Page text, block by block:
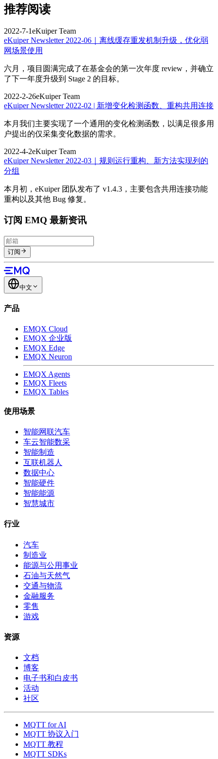
推荐阅读
2022-7-1eKuiper Team
eKuiper Newsletter 2022-06｜离线缓存重发机制升级，优化弱
网场景使用
六月，项目圆满完成了在基金会的第一次年度 review，并确立
了下一年度升级到 Stage 2 的目标。
2022-2-26eKuiper Team
eKuiper Newsletter 2022-02 | 新增变化检测函数、重构共用连接
本月我们主要实现了一个通用的变化检测函数，以满足很多用
户提出的仅采集变化数据的需求。
2022-4-2eKuiper Team
eKuiper Newsletter 2022-03｜规则运行重构、新方法实现列的
分组
本月初，eKuiper 团队发布了 v1.4.3，主要包含共用连接功能
重构以及其他 Bug 修复。
订阅 EMQ 最新资讯
订阅
中文
产品
EMQX Cloud
EMQX 企业版
EMQX Edge
EMQX Neuron
EMQX Agents
EMQX Fleets
EMQX Tables
使用场景
智能网联汽车
车云智能数采
智能制造
互联机器人
数据中心
智能硬件
智能能源
智慧城市
行业
汽车
制造业
能源与公用事业
石油与天然气
交通与物流
金融服务
零售
游戏
资源
文档
博客
电子书和白皮书
活动
社区
MQTT for AI
MQTT 协议入门
MQTT 教程
MQTT SDKs